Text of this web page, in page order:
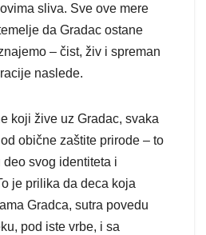
sliva. Sve ove mere
da Gradac ostane
– čist, živ i spreman
naslede.
koji žive uz Gradac, svaka
obične zaštite prirode – to
svog identiteta i
je prilika da deca koja
Gradca, sutra povedu
pod iste vrbe, i sa